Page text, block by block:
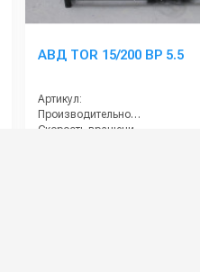
АВД TOR 15/200 BP 5.5
Артикул:
Производительность (л/мин):